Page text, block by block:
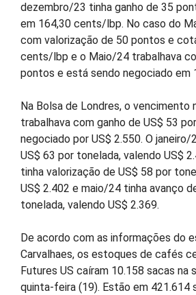
dezembro/23 tinha ganho de 35
em 164,30 cents/lbp. No caso do
com valorização de 50 pontos e
cents/lbp e o Maio/24 trabalhava
pontos e está sendo negociado em
Na Bolsa de Londres, o vencimento
trabalhava com ganho de US$ 53
negociado por US$ 2.550. O
US$ 63 por tonelada, valendo US$
tinha valorização de US$ 58 por
US$ 2.402 e maio/24 tinha avanço
tonelada, valendo US$ 2.369.
De acordo com as informações do
Carvalhaes, os estoques de cafés
Futures US caíram 10.158 sacas na
quinta-feira (19). Estão em 421.614